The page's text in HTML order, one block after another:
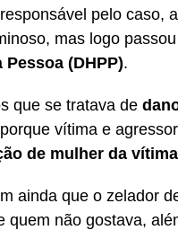
pelo caso,
mas logo
(DHPP).
que se tratava de
vítima e
de mulher da vítima
ainda que o zelador
quem não gostava,